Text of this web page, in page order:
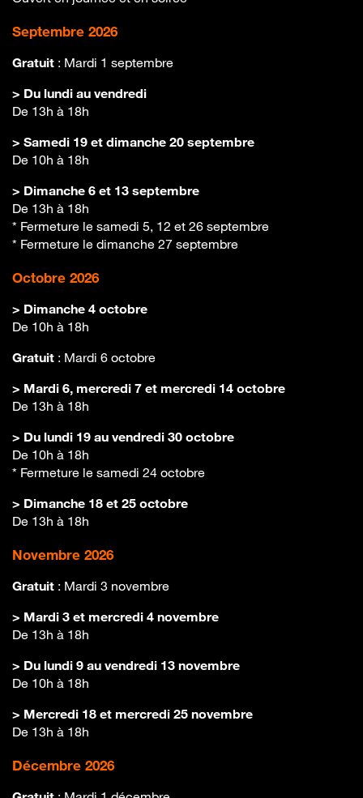
Septembre 2026
Gratuit : Mardi 1 septembre
> Du lundi au vendredi
De 13h à 18h
> Samedi 19 et dimanche 20 septembre
De 10h à 18h
> Dimanche 6 et 13 septembre
De 13h à 18h
* Fermeture le samedi 5, 12 et 26 septembre
* Fermeture le dimanche 27 septembre
Octobre 2026
> Dimanche 4 octobre
De 10h à 18h
Gratuit : Mardi 6 octobre
> Mardi 6, mercredi 7 et mercredi 14 octobre
De 13h à 18h
> Du lundi 19 au vendredi 30 octobre
De 10h à 18h
* Fermeture le samedi 24 octobre
> Dimanche 18 et 25 octobre
De 13h à 18h
Novembre 2026
Gratuit : Mardi 3 novembre
> Mardi 3 et mercredi 4 novembre
De 13h à 18h
> Du lundi 9 au vendredi 13 novembre
De 10h à 18h
> Mercredi 18 et mercredi 25 novembre
De 13h à 18h
Décembre 2026